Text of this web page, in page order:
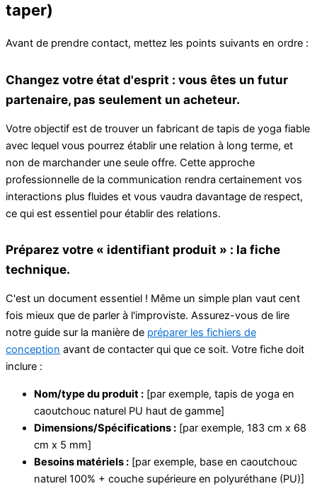
taper)
Avant de prendre contact, mettez les points suivants en ordre :
Changez votre état d'esprit : vous êtes un futur
partenaire, pas seulement un acheteur.
Votre objectif est de trouver un fabricant de tapis de yoga fiable
avec lequel vous pourrez établir une relation à long terme, et
non de marchander une seule offre. Cette approche
professionnelle de la communication rendra certainement vos
interactions plus fluides et vous vaudra davantage de respect,
ce qui est essentiel pour établir des relations.
Préparez votre « identifiant produit » : la fiche
technique.
C'est un document essentiel ! Même un simple plan vaut cent
fois mieux que de parler à l'improviste. Assurez-vous de lire
notre guide sur la manière de préparer les fichiers de
conception avant de contacter qui que ce soit. Votre fiche doit
inclure :
Nom/type du produit : [par exemple, tapis de yoga en
caoutchouc naturel PU haut de gamme]
Dimensions/Spécifications : [par exemple, 183 cm x 68
cm x 5 mm]
Besoins matériels : [par exemple, base en caoutchouc
naturel 100% + couche supérieure en polyuréthane (PU)]